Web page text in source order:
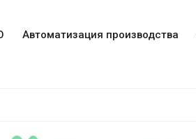
Автоматизация производства